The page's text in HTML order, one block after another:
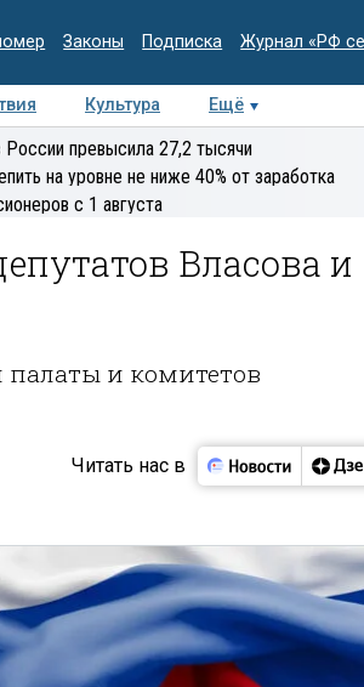
Законы Подписка Журнал «РФ
Культура
Ещё
Интервью Колумнисты
превысила 27,2 тысячи
на уровне не ниже 40% от заработка
с 1 августа
Власова и
палаты и комитетов
Читать нас в